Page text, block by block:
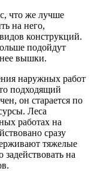
что же лучше
на него,
конструкций.
подойдут
вышки.
наружных работ
подходящий
он старается по
Леса
работах на
сразу
тяжелые
на